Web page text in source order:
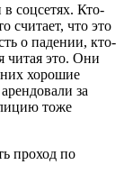
соцсетях. Кто-
считает, что это
о падении, кто-
читая это. Они
хорошие
за
тоже